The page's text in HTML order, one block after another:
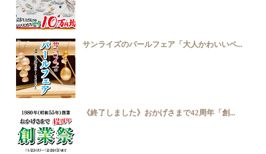
サンライズのパールフェア「大人かわいいペ...
《終了しました》おかげさまで42周年「創...